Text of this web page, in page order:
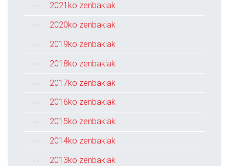
2021ko zenbakiak
2020ko zenbakiak
2019ko zenbakiak
2018ko zenbakiak
2017ko zenbakiak
2016ko zenbakiak
2015ko zenbakiak
2014ko zenbakiak
2013ko zenbakiak